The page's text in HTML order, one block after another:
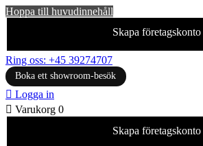
Hoppa till huvudinnehåll
Skapa företagskonto
Ring oss: +45 39274707
Boka ett showroom-besök
 Logga in
 Varukorg 0
Skapa företagskonto